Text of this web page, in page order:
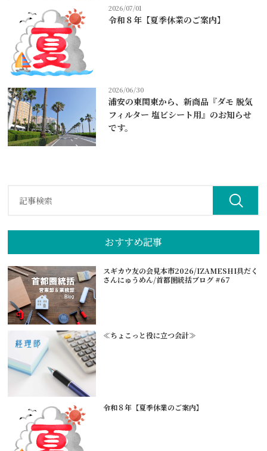
2026/07/01
令和８年【夏季休業のご案内】
2026/06/30
浦安の東関東から、新商品『ダモ 脱気
フィルター 塩ビシート用』のお知らせ
です。
おすすめ記事
スギカウ友の会見本市2026/IZAMESHI具だく
さんにゅうめん/首都圏統括ブログ #67
≪ちょこっと役に立つ会計≫
令和８年【夏季休業のご案内】